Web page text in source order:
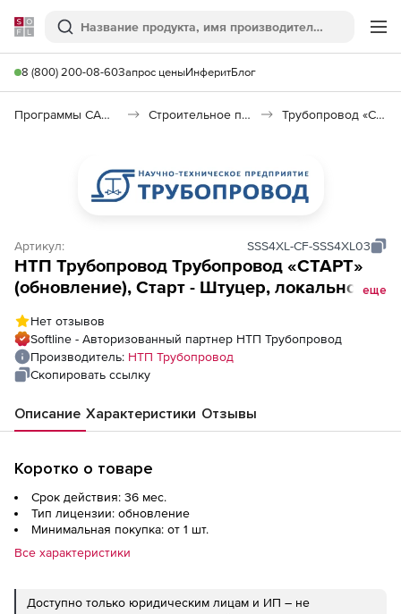
Softline
Поиск
8 (800) 200-08-60Запрос ценыИнферитБлог
Программы САПР и ГИС Строительное программное обеспечение Трубопровод «СТАРТ»
Артикул: SSS4XL-CF-SSS4XL03
НТП Трубопровод Трубопровод «СТАРТ»
(обновление), Старт - Штуцер, локальное
год
еще
Нет отзывов
Softline - Авторизованный партнер НТП Трубопровод
Производитель: НТП Трубопровод
Скопировать ссылку
Описание Характеристики Отзывы
Коротко о товаре
Срок действия: 36 мес.
Тип лицензии: обновление
Минимальная покупка: от 1 шт.
Все характеристики
Доступно только юридическим лицам и ИП – не